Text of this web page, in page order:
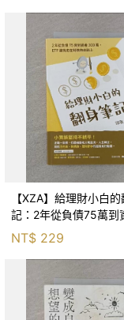
【XZA】給理財小白
記：2年從負債75萬到
萬，ETF讓我走在財務
鐵蛋
NT$ 229